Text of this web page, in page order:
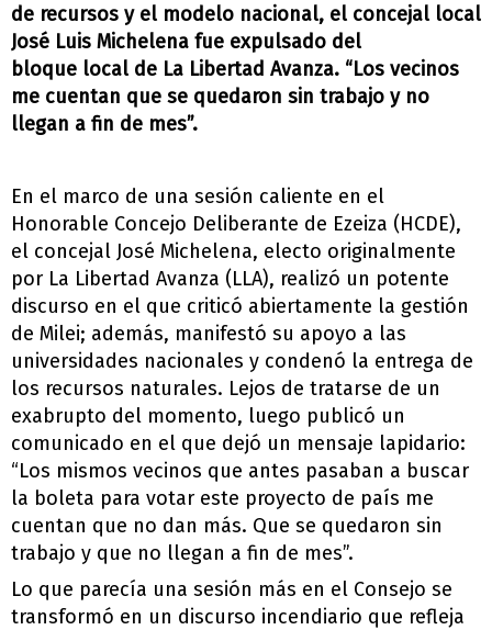
de recursos y el modelo nacional, el concejal local
José Luis Michelena fue expulsado del
bloque local de La Libertad Avanza. “Los vecinos
me cuentan que se quedaron sin trabajo y no
llegan a fin de mes”.
En el marco de una sesión caliente en el
Honorable Concejo Deliberante de Ezeiza (HCDE),
el concejal José Michelena, electo originalmente
por La Libertad Avanza (LLA), realizó un potente
discurso en el que criticó abiertamente la gestión
de Milei; además, manifestó su apoyo a las
universidades nacionales y condenó la entrega de
los recursos naturales. Lejos de tratarse de un
exabrupto del momento, luego publicó un
comunicado en el que dejó un mensaje lapidario:
“Los mismos vecinos que antes pasaban a buscar
la boleta para votar este proyecto de país me
cuentan que no dan más. Que se quedaron sin
trabajo y que no llegan a fin de mes”.
Lo que parecía una sesión más en el Consejo se
transformó en un discurso incendiario que refleja